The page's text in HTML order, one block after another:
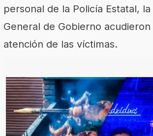
personal de la Policía Estatal,
General de Gobierno
atención de las víctimas.